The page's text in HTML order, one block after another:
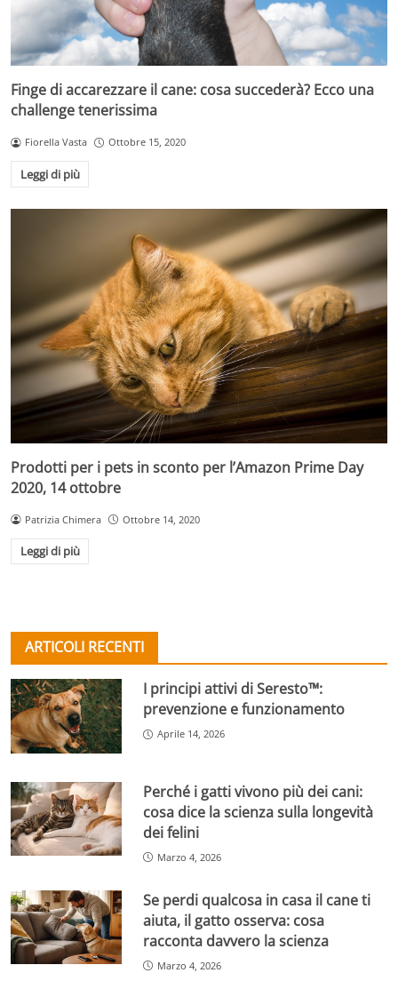
Finge di accarezzare il cane: cosa succederà? Ecco una
challenge tenerissima
Fiorella Vasta Ottobre 15, 2020
Leggi di più
Prodotti per i pets in sconto per l’Amazon Prime Day
2020, 14 ottobre
Patrizia Chimera Ottobre 14, 2020
Leggi di più
ARTICOLI RECENTI
I principi attivi di Seresto™:
prevenzione e funzionamento
Aprile 14, 2026
Perché i gatti vivono più dei cani:
cosa dice la scienza sulla longevità
dei felini
Marzo 4, 2026
Se perdi qualcosa in casa il cane ti
aiuta, il gatto osserva: cosa
racconta davvero la scienza
Marzo 4, 2026